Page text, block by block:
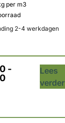
per m3
2-4 werkdagen
-
Lees
verder